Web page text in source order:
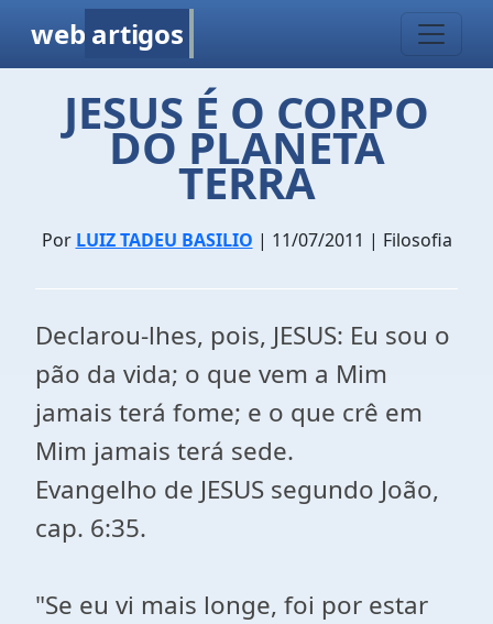
web artigos
JESUS É O CORPO
DO PLANETA
TERRA
Por LUIZ TADEU BASILIO | 11/07/2011 | Filosofia
Declarou-lhes, pois, JESUS: Eu sou o
pão da vida; o que vem a Mim
jamais terá fome; e o que crê em
Mim jamais terá sede.
Evangelho de JESUS segundo João,
cap. 6:35.
"Se eu vi mais longe, foi por estar